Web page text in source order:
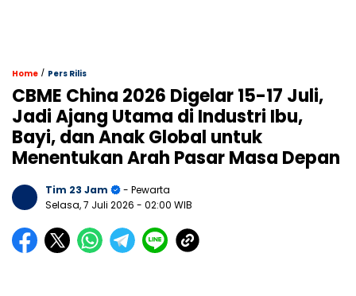
Home / Pers Rilis
CBME China 2026 Digelar 15-17 Juli,
Jadi Ajang Utama di Industri Ibu,
Bayi, dan Anak Global untuk
Menentukan Arah Pasar Masa Depan
Tim 23 Jam
- Pewarta
Selasa, 7 Juli 2026 - 02:00 WIB